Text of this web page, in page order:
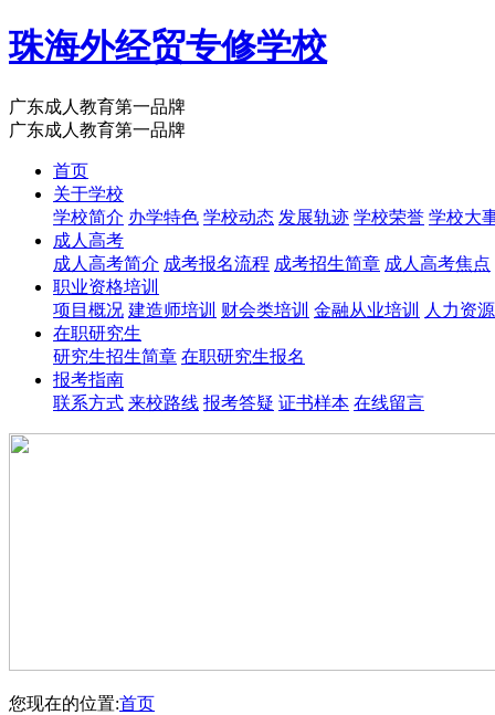
珠海外经贸专修学校
广东成人教育第一品牌
广东成人教育第一品牌
首页
关于学校
学校简介 办学特色 学校动态 发展轨迹 学校荣誉 学校大
成人高考
成人高考简介 成考报名流程 成考招生简章 成人高考焦点
职业资格培训
项目概况 建造师培训 财会类培训 金融从业培训
人力资
在职研究生
研究生招生简章 在职研究生报名
报考指南
联系方式 来校路线 报考答疑 证书样本 在线留言
您现在的位置:首页